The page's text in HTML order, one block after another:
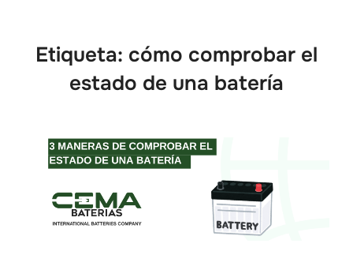
Etiqueta: cómo comprobar el
estado de una batería